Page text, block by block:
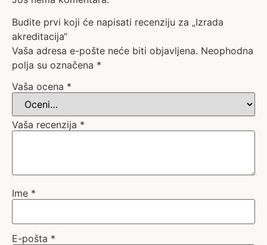
Budite prvi koji će napisati recenziju za „Izrada
akreditacija“
Vaša adresa e-pošte neće biti objavljena. Neophodna
polja su označena *
Vaša ocena *
Vaša recenzija *
Ime *
E-pošta *